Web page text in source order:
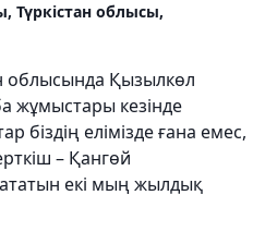
Түркістан облысы,
облысында Қызылкөл
жұмыстары кезінде
біздің елімізде ғана емес,
– Қангөй
екі мың жылдық